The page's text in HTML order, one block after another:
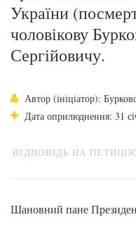
України
чоловікову
Сергійовичу.
Автор (ініціатор):
Дата оприлюднення: 31
ВІДПОВІДЬ НА
Шановний пане